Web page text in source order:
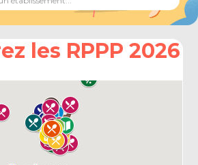
les RPPP 2026